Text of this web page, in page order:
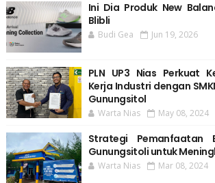
Ini Dia Produk New
Blibli
Budi Gea Jun 19, 2026
PLN UP3 Nias Perkuat
Kerja Industri dengan
Gunungsitol
Warta Nias May 08, 2024
Strategi Pemanfaatan
Gunungsitoli untuk
Warta Nias Mar 08, 2024